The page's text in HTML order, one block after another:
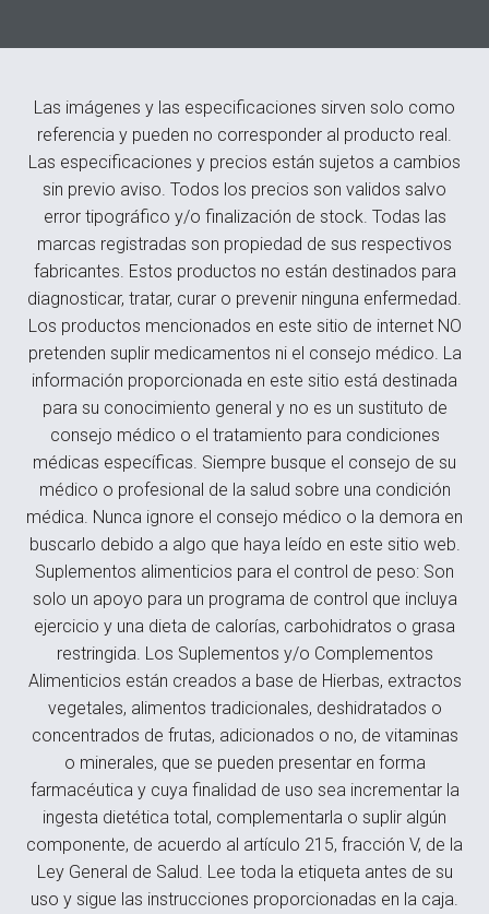
Las imágenes y las especificaciones sirven solo como
referencia y pueden no corresponder al producto real.
Las especificaciones y precios están sujetos a cambios
sin previo aviso. Todos los precios son validos salvo
error tipográfico y/o finalización de stock. Todas las
marcas registradas son propiedad de sus respectivos
fabricantes. Estos productos no están destinados para
diagnosticar, tratar, curar o prevenir ninguna enfermedad.
Los productos mencionados en este sitio de internet NO
pretenden suplir medicamentos ni el consejo médico. La
información proporcionada en este sitio está destinada
para su conocimiento general y no es un sustituto de
consejo médico o el tratamiento para condiciones
médicas específicas. Siempre busque el consejo de su
médico o profesional de la salud sobre una condición
médica. Nunca ignore el consejo médico o la demora en
buscarlo debido a algo que haya leído en este sitio web.
Suplementos alimenticios para el control de peso: Son
solo un apoyo para un programa de control que incluya
ejercicio y una dieta de calorías, carbohidratos o grasa
restringida. Los Suplementos y/o Complementos
Alimenticios están creados a base de Hierbas, extractos
vegetales, alimentos tradicionales, deshidratados o
concentrados de frutas, adicionados o no, de vitaminas
o minerales, que se pueden presentar en forma
farmacéutica y cuya finalidad de uso sea incrementar la
ingesta dietética total, complementarla o suplir algún
componente, de acuerdo al artículo 215, fracción V, de la
Ley General de Salud. Lee toda la etiqueta antes de su
uso y sigue las instrucciones proporcionadas en la caja.